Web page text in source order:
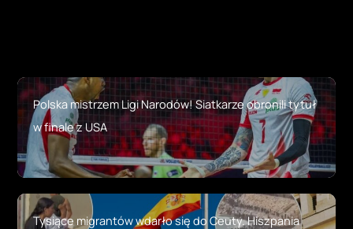
Polska mistrzem Ligi Narodów! Siatkarze obronili tytuł
w finale z USA
Tysiące migrantów wdarło się do Ceuty. Hiszpania